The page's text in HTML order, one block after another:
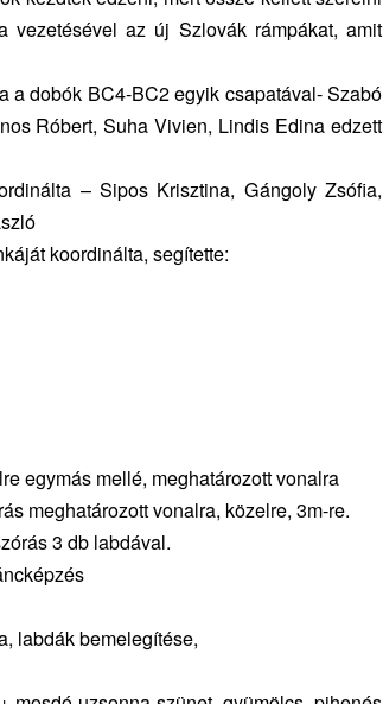
vezetésével az új Szlovák rámpákat, amit
a dobók BC4-BC2 egyik csapatával- Szabó
Róbert, Suha Vivien, Lindis Edina edzett
– Sipos Krisztina, Gángoly Zsófia,
koordinálta, segítette:
egymás mellé, meghatározott vonalra
meghatározott vonalra, közelre, 3m-re.
3 db labdával.
labdák bemelegítése,